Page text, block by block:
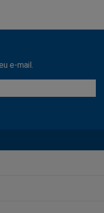
e-mail.